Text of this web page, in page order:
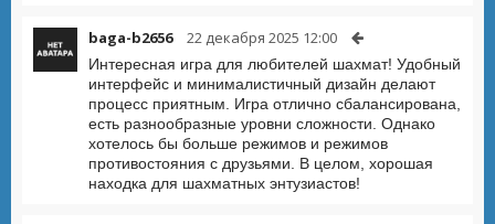
baga-b2656 22 декабря 2025 12:00
Интересная игра для любителей шахмат! Удобный
интерфейс и минималистичный дизайн делают
процесс приятным. Игра отлично сбалансирована,
есть разнообразные уровни сложности. Однако
хотелось бы больше режимов и режимов
противостояния с друзьями. В целом, хорошая
находка для шахматных энтузиастов!